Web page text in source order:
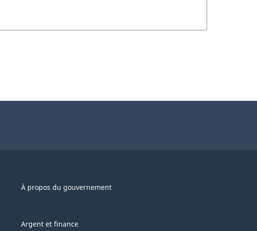
À propos du gouvernement
Argent et finance